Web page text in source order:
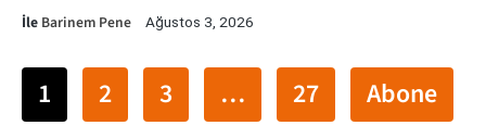
İle Barinem Pene Ağustos 3, 2026
1 2 3 … 27 Abone